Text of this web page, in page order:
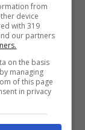
di from
device
with 319
our partners
on the basis
managing
of this page
in privacy